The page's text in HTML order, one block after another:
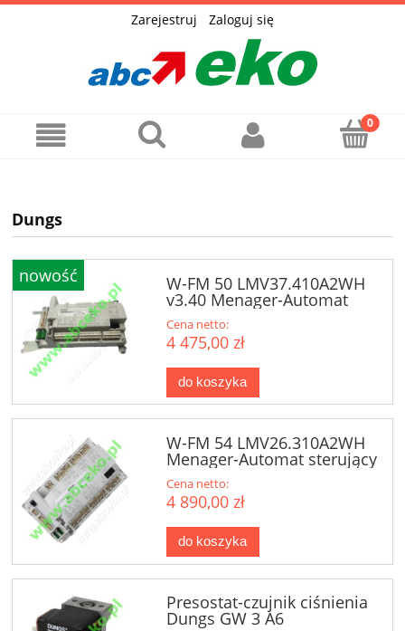
Zarejestruj Zaloguj się
Dungs
W-FM 50 LMV37.410A2WH
v3.40 Menager-Automat
sterujący
Cena netto:
4 475,00 zł
do koszyka
nowość
W-FM 54 LMV26.310A2WH
Menager-Automat sterujący
(600425)
Cena netto:
4 890,00 zł
do koszyka
Presostat-czujnik ciśnienia
Dungs GW 3 A6